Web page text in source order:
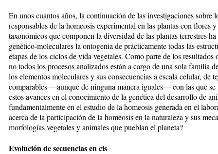
En unos cuantos años, la continuación de las investigaciones sobre
responsables de la homeosis experimental en las plantas con flores
taxonómicos que componen la diversidad de las plantas terrestres
genético-moleculares la ontogenia de prácticamente todas las
etapas de los ciclos de vida vegetales. Como parte de los
no todos los procesos analizados están a cargo de una sola familia
los elementos moleculares y sus consecuencias a escala celular, de
comparables —aunque de ninguna manera iguales— con las que se
estos avances en el conocimiento de la genética del desarrollo de
fundamentalmente en el estudio de la homeosis generada en el
acerca de la participación de la homeosis en la naturaleza y sus
morfologías vegetales y animales que pueblan el planeta?
Evolución de secuencias en cis